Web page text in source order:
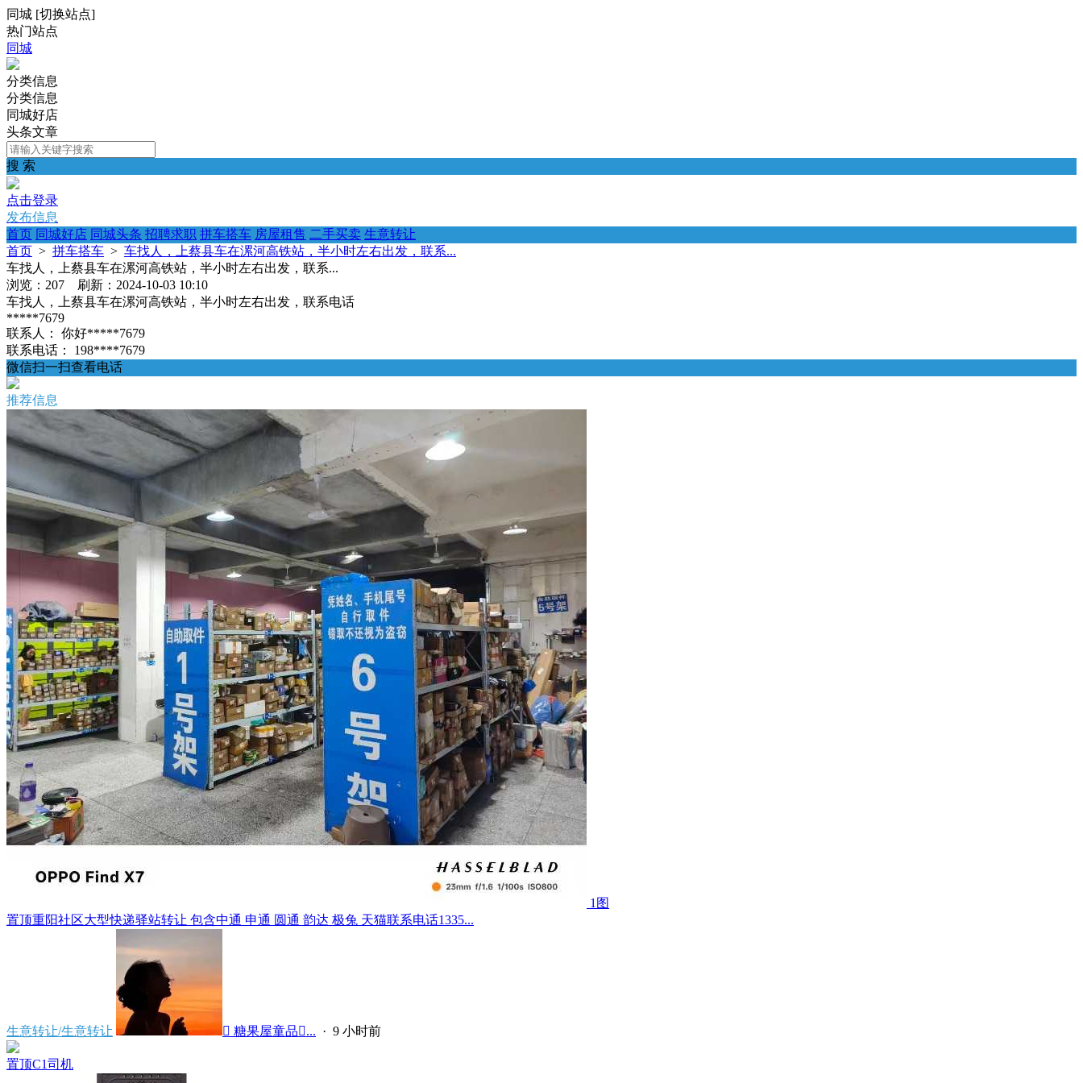
同城 [切换站点]
热门站点
同城
分类信息
分类信息
同城好店
头条文章
搜 索
点击登录
发布信息
首页 同城好店 同城头条 招聘求职 拼车搭车 房屋租售 二手买卖 生意转让
首页 > 拼车搭车 > 车找人，上蔡县车在漯河高铁站，半小时左右出发，联系...
车找人，上蔡县车在漯河高铁站，半小时左右出发，联系...
浏览：207 刷新：2024-10-03 10:10
车找人，上蔡县车在漯河高铁站，半小时左右出发，联系电话
*****7679
联系人：
你好*****7679
联系电话：
198****7679
微信扫一扫查看电话
推荐信息
1图
置顶重阳社区大型快递驿站转让 包含中通 申通 圆通 韵达 极兔 天猫联系电话1335...
生意转让/生意转让  糖果屋童品... · 9 小时前
置顶C1司机